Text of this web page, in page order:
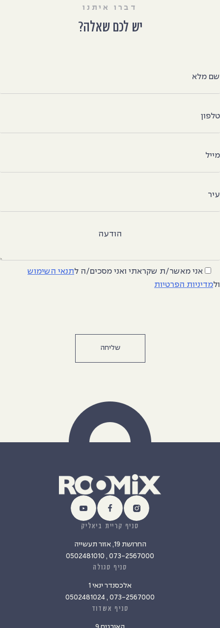
דברו איתנו
יש לכם שאלה?
שם מלא
טלפון
מייל
עיר
הודעה
אני מאשר/ת שקראתי ואני מסכים/ה לתנאי השימוש
ולמדיניות הפרטיות
סניף קריית ביאליק
החרושת 19, אזור תעשייה
073-2567000 , 0502481010
סניף סגולה
אלכסנדר ינאי 1
073-2567000 , 0502481024
סניף אשדוד